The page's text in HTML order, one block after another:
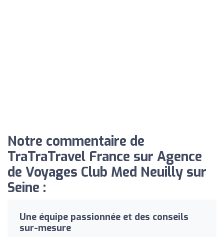
Notre commentaire de
TraTraTravel France sur Agence
de Voyages Club Med Neuilly sur
Seine :
Une équipe passionnée et des conseils
sur-mesure